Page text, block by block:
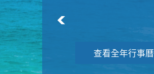
查看全年行事曆